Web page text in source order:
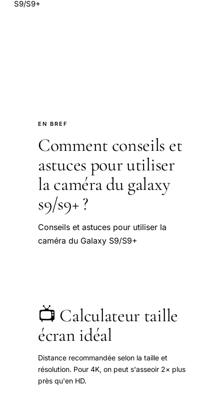
S9/S9+
EN BREF
Comment conseils et
astuces pour utiliser
la caméra du galaxy
s9/s9+ ?
Conseils et astuces pour utiliser la
caméra du Galaxy S9/S9+
📺 Calculateur taille
écran idéal
Distance recommandée selon la taille et
résolution. Pour 4K, on peut s'asseoir 2× plus
près qu'en HD.